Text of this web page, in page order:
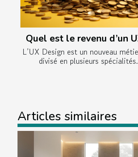
Quel est le revenu d’un
L’UX Design est un nouveau
divisé en plusieurs
Articles similaires